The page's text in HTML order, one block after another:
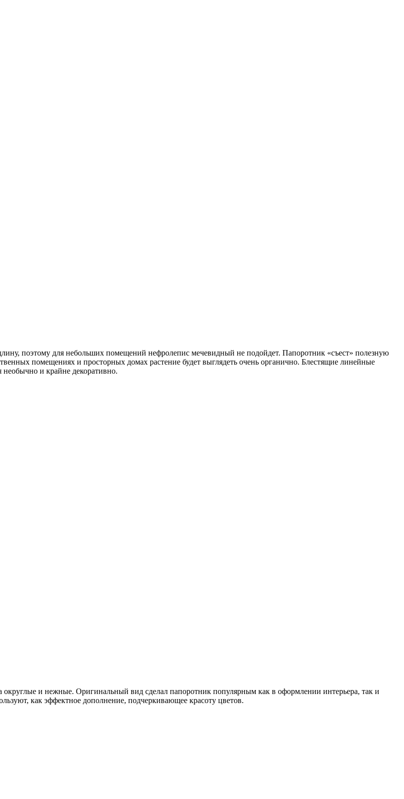
поэтому для небольших помещений нефролепис мечевидный не подойдет. Папоротник «съест» полезную
помещениях и просторных домах растение будет выглядеть очень органично. Блестящие линейные
и крайне декоративно.
и нежные. Оригинальный вид сделал папоротник популярным как в оформлении интерьера, так и
как эффектное дополнение, подчеркивающее красоту цветов.